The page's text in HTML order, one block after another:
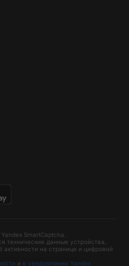
SmartCaptcha.
технические данные устройства,
на странице и цифровой
и в уведомлении Yandex